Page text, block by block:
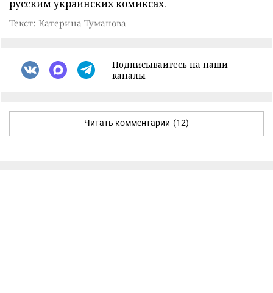
русским украинских комиксах.
Текст: Катерина Туманова
Подписывайтесь на наши
каналы
Читать комментарии (12)